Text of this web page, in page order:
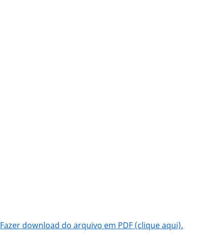
Fazer download do arquivo em PDF (clique aqui).